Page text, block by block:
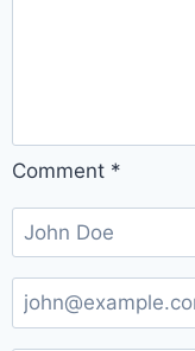
Comment *